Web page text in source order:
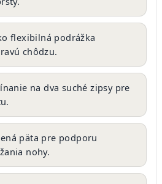
flexibilná podrážka
chôdzu.
na dva suché zipsy pre
päta pre podporu
nohy.